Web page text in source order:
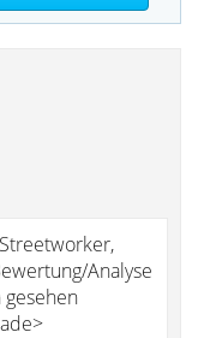
Analyse